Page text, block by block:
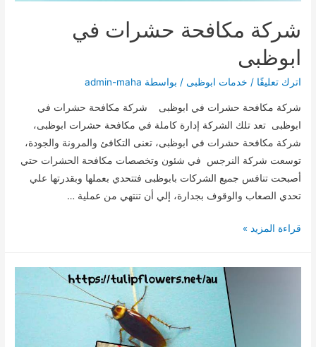
شركة مكافحة حشرات في
ابوظبى
اترك تعليقًا / خدمات ابوظبى / بواسطة admin-maha
شركة مكافحة حشرات في ابوظبى شركة مكافحة حشرات في
ابوظبى تعد تلك الشركة إدارة كاملة في مكافحة حشرات ابوظبى،
شركة مكافحة حشرات في ابوظبى، تعنى التكافئ والمرونة والجودة،
توسعت شركة النرجس في شئون وتخصصات مكافحة الحشرات حتي
أصبحت تنافس جميع الشركات بابوظبى فتتحدي بعملها وبقدرتها علي
تحدي الصعاب والوقوف بجدارة، إلي أن تنتهي من عملية …
شركة
قراءة المزيد »